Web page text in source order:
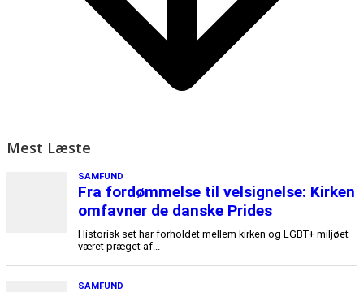
Mest Læste